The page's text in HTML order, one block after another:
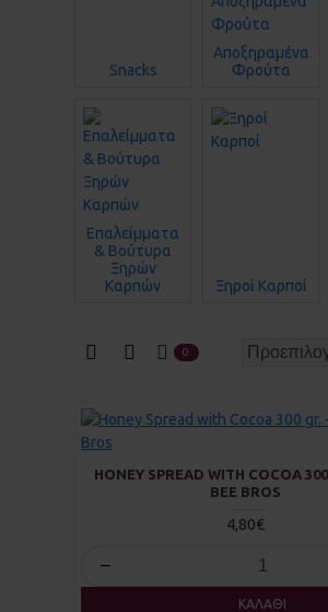
Snacks
Αποξηραμένα
Φρούτα
Επαλείμματα
& Βούτυρα
Ξηρών
Καρπών
Ξηροί Καρποί
0
HONEY SPREAD WITH COCOA
BEE BROS
4,80€
−
ΚΑΛΆΘΙ